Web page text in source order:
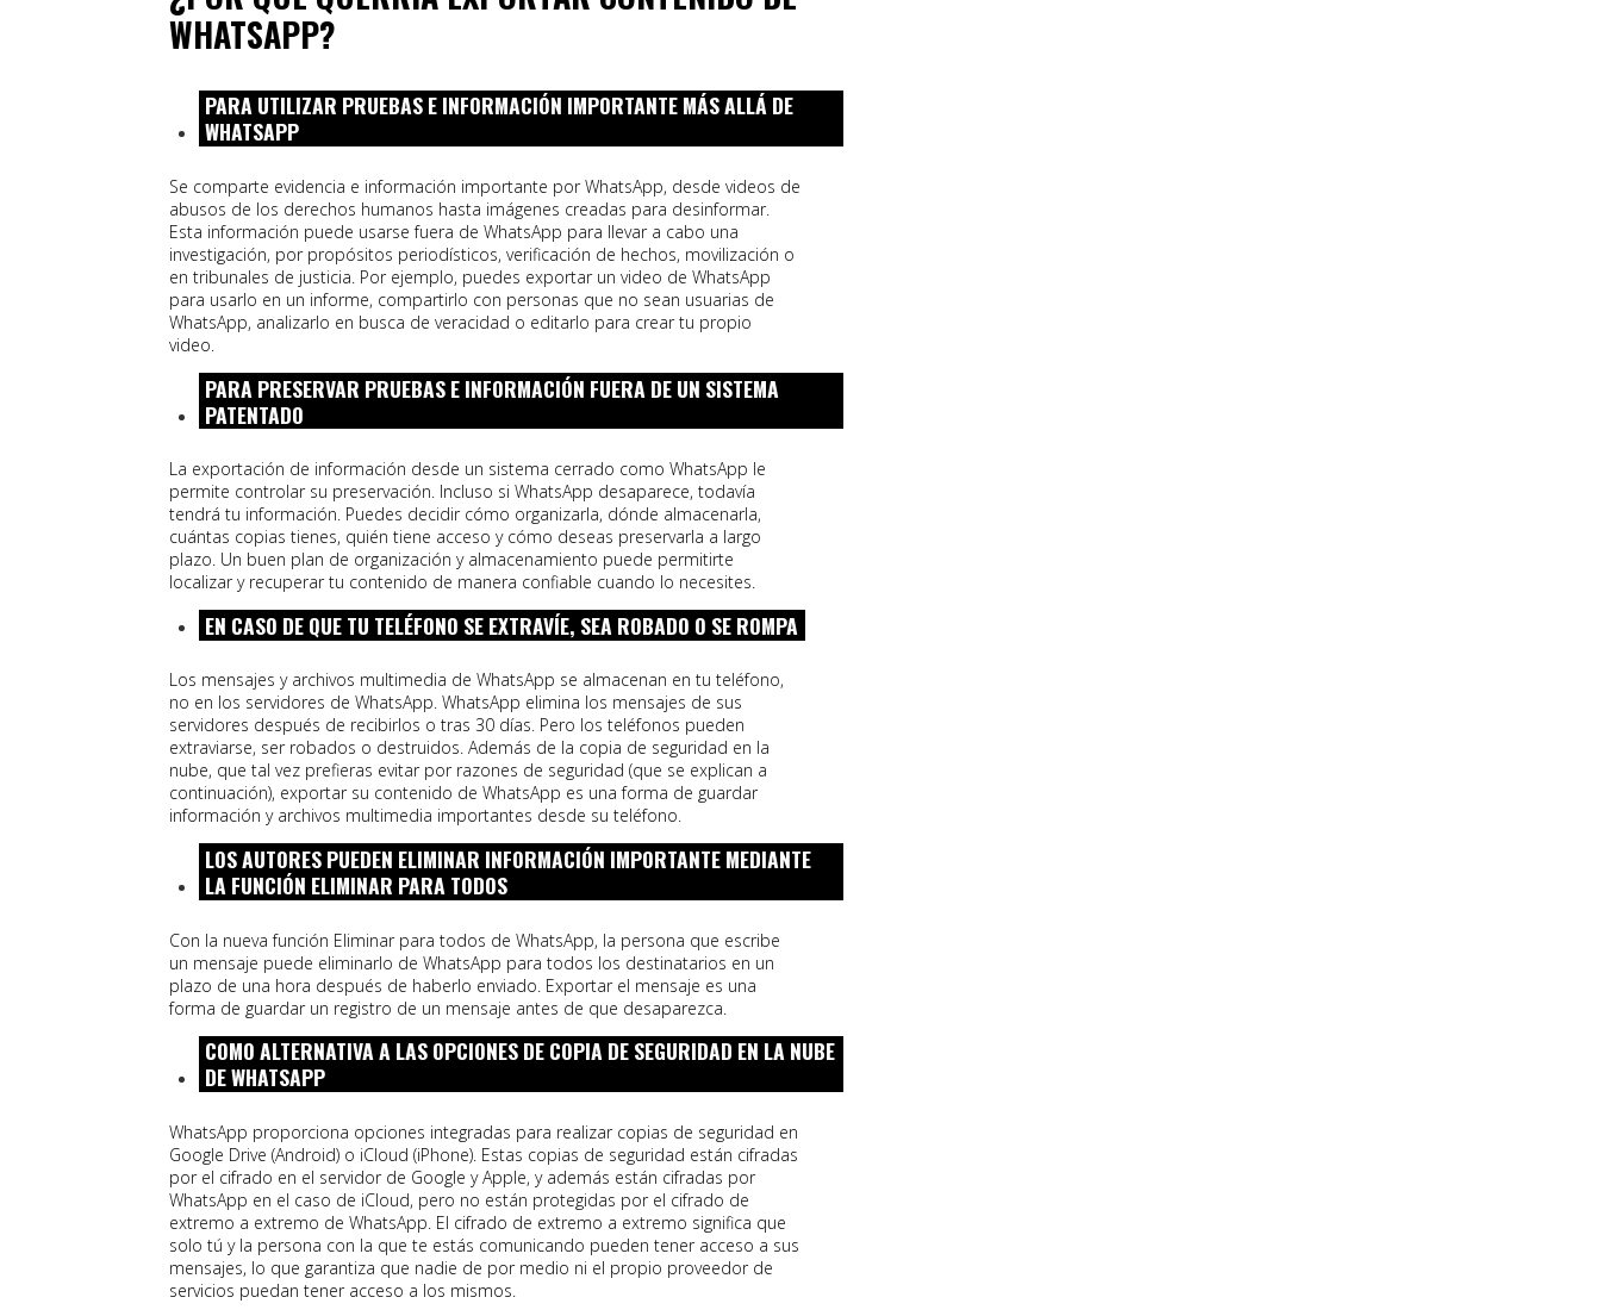
WHATSAPP?
PARA UTILIZAR PRUEBAS E INFORMACIÓN IMPORTANTE MÁS ALLÁ DE
WHATSAPP
Se comparte evidencia e información importante por WhatsApp, desde videos de
abusos de los derechos humanos hasta imágenes creadas para desinformar.
Esta información puede usarse fuera de WhatsApp para llevar a cabo una
investigación, por propósitos periodísticos, verificación de hechos, movilización o
en tribunales de justicia. Por ejemplo, puedes exportar un video de WhatsApp
para usarlo en un informe, compartirlo con personas que no sean usuarias de
WhatsApp, analizarlo en busca de veracidad o editarlo para crear tu propio
video.
PARA PRESERVAR PRUEBAS E INFORMACIÓN FUERA DE UN SISTEMA
PATENTADO
La exportación de información desde un sistema cerrado como WhatsApp le
permite controlar su preservación. Incluso si WhatsApp desaparece, todavía
tendrá tu información. Puedes decidir cómo organizarla, dónde almacenarla,
cuántas copias tienes, quién tiene acceso y cómo deseas preservarla a largo
plazo. Un buen plan de organización y almacenamiento puede permitirte
localizar y recuperar tu contenido de manera confiable cuando lo necesites.
EN CASO DE QUE TU TELÉFONO SE EXTRAVÍE, SEA ROBADO O SE ROMPA
Los mensajes y archivos multimedia de WhatsApp se almacenan en tu teléfono,
no en los servidores de WhatsApp. WhatsApp elimina los mensajes de sus
servidores después de recibirlos o tras 30 días. Pero los teléfonos pueden
extraviarse, ser robados o destruidos. Además de la copia de seguridad en la
nube, que tal vez prefieras evitar por razones de seguridad (que se explican a
continuación), exportar su contenido de WhatsApp es una forma de guardar
información y archivos multimedia importantes desde su teléfono.
LOS AUTORES PUEDEN ELIMINAR INFORMACIÓN IMPORTANTE MEDIANTE
LA FUNCIÓN ELIMINAR PARA TODOS
Con la nueva función Eliminar para todos de WhatsApp, la persona que escribe
un mensaje puede eliminarlo de WhatsApp para todos los destinatarios en un
plazo de una hora después de haberlo enviado. Exportar el mensaje es una
forma de guardar un registro de un mensaje antes de que desaparezca.
COMO ALTERNATIVA A LAS OPCIONES DE COPIA DE SEGURIDAD EN LA NUBE
DE WHATSAPP
WhatsApp proporciona opciones integradas para realizar copias de seguridad en
Google Drive (Android) o iCloud (iPhone). Estas copias de seguridad están cifradas
por el cifrado en el servidor de Google y Apple, y además están cifradas por
WhatsApp en el caso de iCloud, pero no están protegidas por el cifrado de
extremo a extremo de WhatsApp. El cifrado de extremo a extremo significa que
solo tú y la persona con la que te estás comunicando pueden tener acceso a sus
mensajes, lo que garantiza que nadie de por medio ni el propio proveedor de
servicios puedan tener acceso a los mismos.